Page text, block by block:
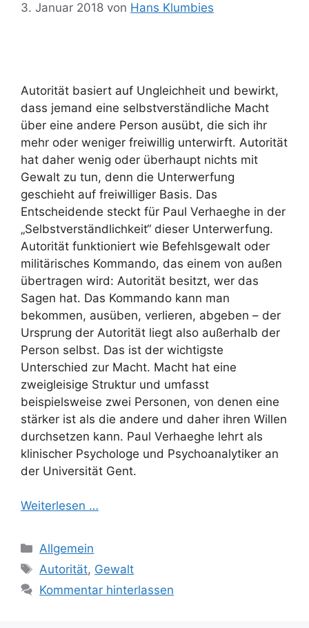
3. Januar 2018 von Hans Klumbies
Autorität basiert auf Ungleichheit und bewirkt,
dass jemand eine selbstverständliche Macht
über eine andere Person ausübt, die sich ihr
mehr oder weniger freiwillig unterwirft. Autorität
hat daher wenig oder überhaupt nichts mit
Gewalt zu tun, denn die Unterwerfung
geschieht auf freiwilliger Basis. Das
Entscheidende steckt für Paul Verhaeghe in der
„Selbstverständlichkeit“ dieser Unterwerfung.
Autorität funktioniert wie Befehlsgewalt oder
militärisches Kommando, das einem von außen
übertragen wird: Autorität besitzt, wer das
Sagen hat. Das Kommando kann man
bekommen, ausüben, verlieren, abgeben – der
Ursprung der Autorität liegt also außerhalb der
Person selbst. Das ist der wichtigste
Unterschied zur Macht. Macht hat eine
zweigleisige Struktur und umfasst
beispielsweise zwei Personen, von denen eine
stärker ist als die andere und daher ihren Willen
durchsetzen kann. Paul Verhaeghe lehrt als
klinischer Psychologe und Psychoanalytiker an
der Universität Gent.
Weiterlesen …
Kategorien
Allgemein
Schlagwörter
Autorität, Gewalt
Kommentar hinterlassen